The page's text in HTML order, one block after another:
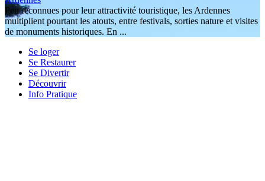
Peu reconnues pour leur attractivité touristique, les Ardennes
multiplient pourtant les atouts, entre festivals, sorties nature et visites
de monuments historiques. En ...
Se loger
Se Restaurer
Se Divertir
Découvrir
Info Pratique